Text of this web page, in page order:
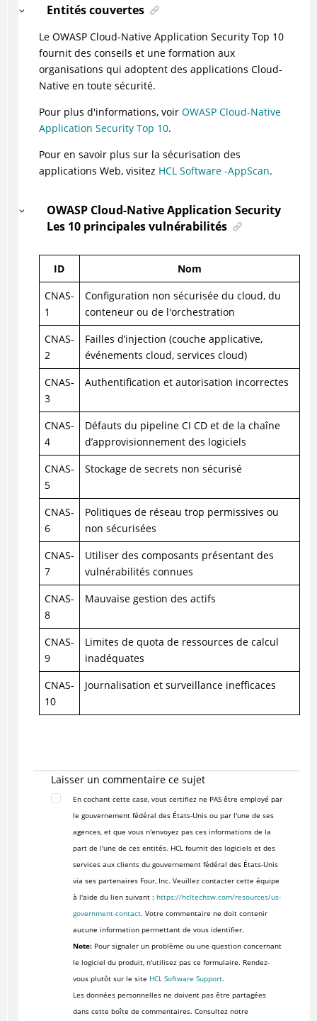
Entités couvertes
Le OWASP Cloud-Native Application Security Top 10
fournit des conseils et une formation aux
organisations qui adoptent des applications Cloud-
Native en toute sécurité.
Pour plus d'informations, voir OWASP Cloud-Native
Application Security Top 10.
Pour en savoir plus sur la sécurisation des
applications Web, visitez HCL Software -AppScan.
OWASP Cloud-Native Application Security
Les 10 principales vulnérabilités
ID
Nom
CNAS-
1
Configuration non sécurisée du cloud, du
conteneur ou de l'orchestration
CNAS-
2
Failles d’injection (couche applicative,
événements cloud, services cloud)
CNAS-
3
Authentification et autorisation incorrectes
CNAS-
4
Défauts du pipeline CI CD et de la chaîne
d’approvisionnement des logiciels
CNAS-
5
Stockage de secrets non sécurisé
CNAS-
6
Politiques de réseau trop permissives ou
non sécurisées
CNAS-
7
Utiliser des composants présentant des
vulnérabilités connues
CNAS-
8
Mauvaise gestion des actifs
CNAS-
9
Limites de quota de ressources de calcul
inadéquates
CNAS-
10
Journalisation et surveillance inefficaces
Laisser un commentaire ce sujet
En cochant cette case, vous certifiez ne PAS être employé par
le gouvernement fédéral des États-Unis ou par l'une de ses
agences, et que vous n'envoyez pas ces informations de la
part de l'une de ces entités. HCL fournit des logiciels et des
services aux clients du gouvernement fédéral des États-Unis
via ses partenaires Four, Inc. Veuillez contacter cette équipe
à l'aide du lien suivant : https://hcltechsw.com/resources/us-
government-contact. Votre commentaire ne doit contenir
aucune information permettant de vous identifier.
Note:Pour signaler un problème ou une question concernant
le logiciel du produit, n'utilisez pas ce formulaire. Rendez-
vous plutôt sur le site HCL Software Support.
Les données personnelles ne doivent pas être partagées
dans cette boîte de commentaires. Consultez notre